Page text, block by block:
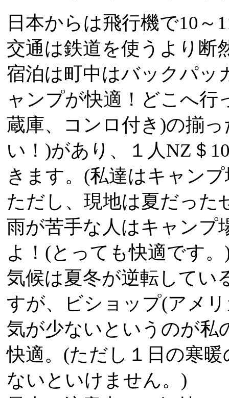
日本からは飛行機で10～
交通は鉄道を使うより断
宿泊は町中はバックパッ
ャンプが快適！どこへ行
蔵庫、コンロ付き)の揃
い！)があり、１人NZ＄
きます。(私達はキャン
ただし、現地は夏だった
雨が苦手な人はキャンプ
よ！(とっても快適です。
気候は夏冬が逆転してい
すが、ビショップ(アメ
気が少ないというのが私
快適。(ただし１日の寒
ないといけません。)